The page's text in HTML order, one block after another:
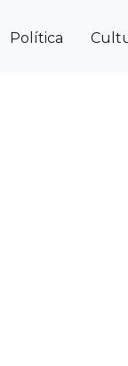
Política